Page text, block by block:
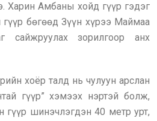
Харин Амбаны хойд гүүр гэдэг
гүүр бөгөөд Зүүн хүрээ Маймаа
сайжруулах зорилгоор анх
хоёр талд нь чулуун арслан
гүүр” хэмээх нэртэй болж,
гүүр шинэчлэгдэн 40 метр урт,